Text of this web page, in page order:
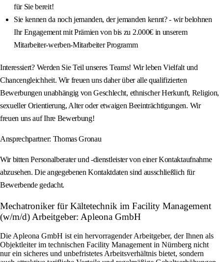
für Sie bereit!
Sie kennen da noch jemanden, der jemanden kennt? - wir belohnen
Ihr Engagement mit Prämien von bis zu 2.000€ in unserem
Mitarbeiter-werben-Mitarbeiter Programm
Interessiert? Werden Sie Teil unseres Teams! Wir leben Vielfalt und
Chancengleichheit. Wir freuen uns daher über alle qualifizierten
Bewerbungen unabhängig von Geschlecht, ethnischer Herkunft, Religion,
sexueller Orientierung, Alter oder etwaigen Beeinträchtigungen. Wir
freuen uns auf Ihre Bewerbung!
Ansprechpartner: Thomas Gronau
Wir bitten Personalberater und -dienstleister von einer Kontaktaufnahme
abzusehen. Die angegebenen Kontaktdaten sind ausschließlich für
Bewerbende gedacht.
Mechatroniker für Kältetechnik im Facility Management
(w/m/d) Arbeitgeber: Apleona GmbH
Die Apleona GmbH ist ein hervorragender Arbeitgeber, der Ihnen als
Objektleiter im technischen Facility Management in Nürnberg nicht
nur ein sicheres und unbefristetes Arbeitsverhältnis bietet, sondern